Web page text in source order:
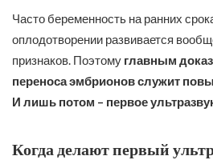
Часто беременность на ранних
оплодотворении развивается
признаков. Поэтому главным
переноса эмбрионов служит
И лишь потом – первое
Когда делают первый